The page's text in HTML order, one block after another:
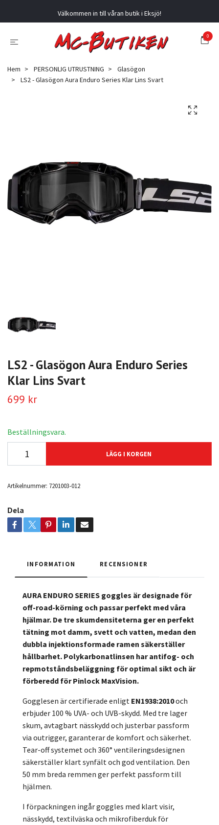
Välkommen in till våran butik i Eksjö!
0
Hem PERSONLIG UTRUSTNING
Glasögon
LS2 - Glasögon Aura Enduro Series Klar Lins Svart
LS2 - Glasögon Aura Enduro Series
Klar Lins Svart
699 kr
Beställningsvara.
LÄGG I KORGEN
Artikelnummer: 7201003-012
Dela
INFORMATION RECENSIONER
AURA ENDURO SERIES goggles är designade för
off-road-körning och passar perfekt med våra
hjälmar. De tre skumdensiteterna ger en perfekt
tätning mot damm, svett och vatten, medan den
dubbla injektionsformade ramen säkerställer
hållbarhet. Polykarbonatlinsen har antifog- och
repmotståndsbeläggning för optimal sikt och är
förberedd för Pinlock MaxVision.
Gogglesen är certifierade enligt EN1938:2010och
erbjuder 100 % UVA- och UVB-skydd. Med tre lager
skum, avtagbart nässkydd och justerbar passform
via outrigger, garanterar de komfort och säkerhet.
Tear-off systemet och 360° ventileringsdesignen
säkerställer klart synfält och god ventilation. Den
50 mm breda remmen ger perfekt passform till
hjälmen.
I förpackningen ingår goggles med klart visir,
nässkydd, textilväska och mikrofiberduk för